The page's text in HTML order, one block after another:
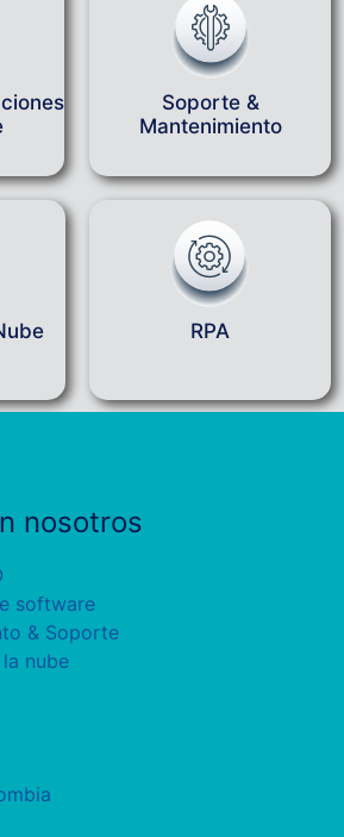
Soporte &
Mantenimiento
RPA
nosotros
software
& Soporte
nube